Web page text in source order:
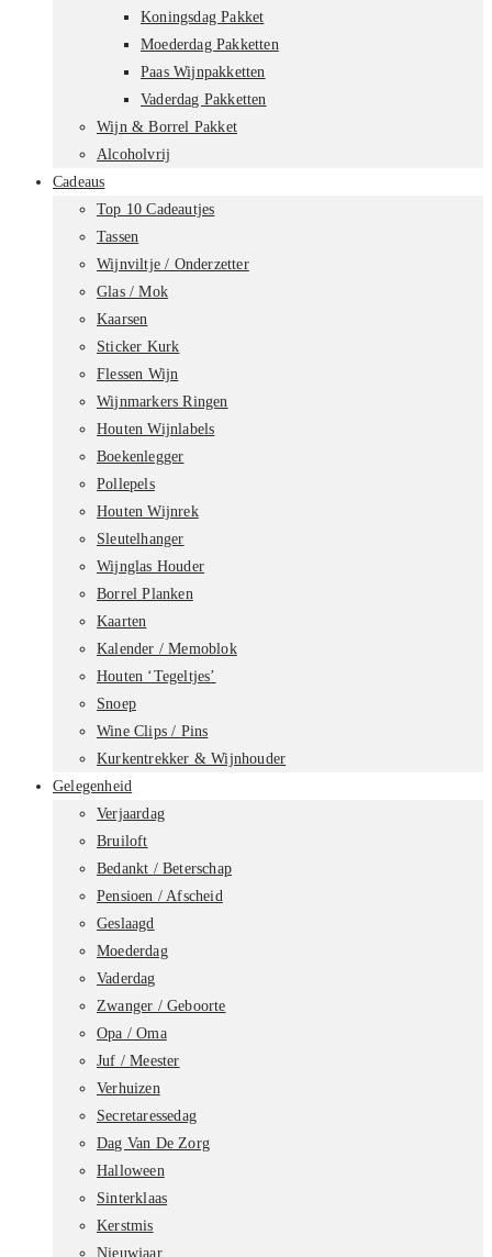
Koningsdag Pakket
Moederdag Pakketten
Paas Wijnpakketten
Vaderdag Pakketten
Wijn & Borrel Pakket
Alcoholvrij
Cadeaus
Top 10 Cadeautjes
Tassen
Wijnviltje / Onderzetter
Glas / Mok
Kaarsen
Sticker Kurk
Flessen Wijn
Wijnmarkers Ringen
Houten Wijnlabels
Boekenlegger
Pollepels
Houten Wijnrek
Sleutelhanger
Wijnglas Houder
Borrel Planken
Kaarten
Kalender / Memoblok
Houten ‘Tegeltjes’
Snoep
Wine Clips / Pins
Kurkentrekker & Wijnhouder
Gelegenheid
Verjaardag
Bruiloft
Bedankt / Beterschap
Pensioen / Afscheid
Geslaagd
Moederdag
Vaderdag
Zwanger / Geboorte
Opa / Oma
Juf / Meester
Verhuizen
Secretaressedag
Dag Van De Zorg
Halloween
Sinterklaas
Kerstmis
Nieuwjaar